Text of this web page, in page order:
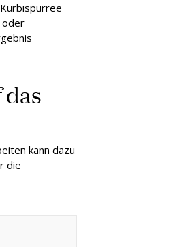
oder
kann dazu
die